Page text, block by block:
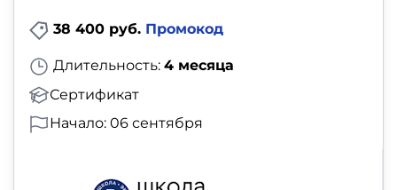
38 400 руб. Промокод
Длительность: 4 месяца
Сертификат
Начало: 06 сентября